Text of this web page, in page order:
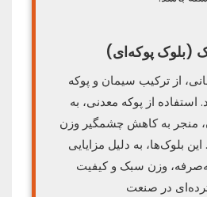
(بلوک پوکه‌ای)
از ترکیب سیمان و پوکه
از پوکه معدنی، به
منجر به کاهش چشمگیر وزن
بلوک‌ها، به دلیل مزایایی
وزن سبک و کیفیت
در صنعت